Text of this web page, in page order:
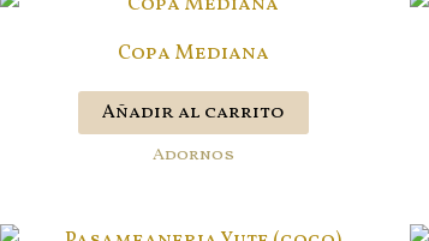
Copa Mediana
Añadir al carrito
Adornos